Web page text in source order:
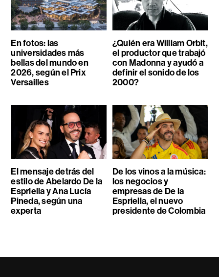
En fotos: las
universidades más
bellas del mundo en
2026, según el Prix
Versailles
¿Quién era William Orbit,
el productor que trabajó
con Madonna y ayudó a
definir el sonido de los
2000?
El mensaje detrás del
estilo de Abelardo De la
Espriella y Ana Lucía
Pineda, según una
experta
De los vinos a la música:
los negocios y
empresas de De la
Espriella, el nuevo
presidente de Colombia